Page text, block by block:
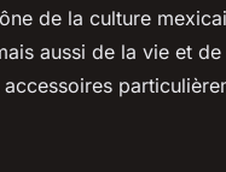
de la culture
aussi de la vie et